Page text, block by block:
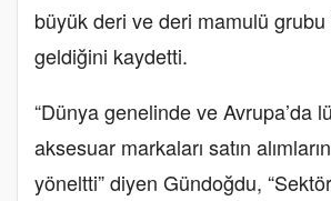
büyük deri ve deri mamulü
geldiğini kaydetti.
“Dünya genelinde ve Avrupa’da
aksesuar markaları satın
yöneltti” diyen Gündoğdu,